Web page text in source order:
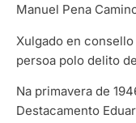
Manuel Pena
Xulgado en
persoa polo delito
Na primavera de
Destacamento